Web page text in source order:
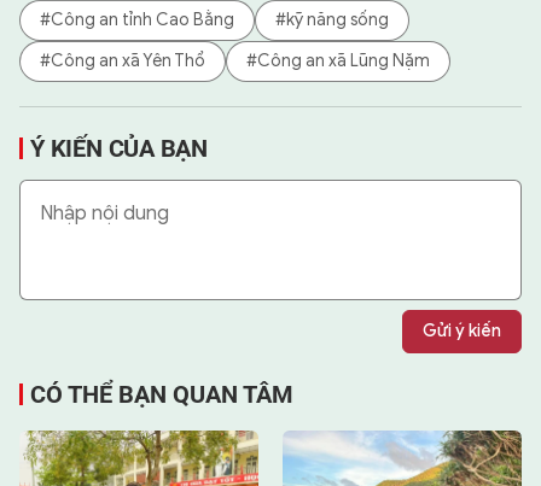
#Công an tỉnh Cao Bằng
#kỹ năng sống
#Công an xã Yên Thổ
#Công an xã Lũng Nặm
Ý KIẾN CỦA BẠN
Gửi ý kiến
CÓ THỂ BẠN QUAN TÂM